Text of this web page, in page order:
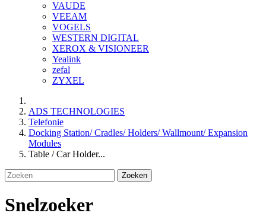
VAUDE
VEEAM
VOGELS
WESTERN DIGITAL
XEROX & VISIONEER
Yealink
zefal
ZYXEL
ADS TECHNOLOGIES
Telefonie
Docking Station/ Cradles/ Holders/ Wallmount/ Expansion
Modules
Table / Car Holder...
Zoeken
Snelzoeker